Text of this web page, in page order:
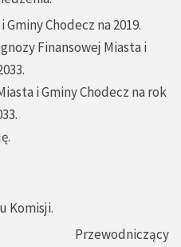
Chodecz na 2019.
Finansowej Miasta i
i Gminy Chodecz na rok
Komisji.
Przewodniczący